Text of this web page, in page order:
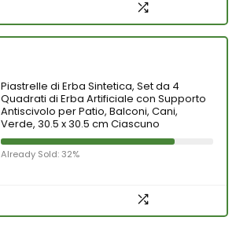
Piastrelle di Erba Sintetica, Set da 4
Quadrati di Erba Artificiale con Supporto
Antiscivolo per Patio, Balconi, Cani,
Verde, 30.5 x 30.5 cm Ciascuno
Already Sold: 32%